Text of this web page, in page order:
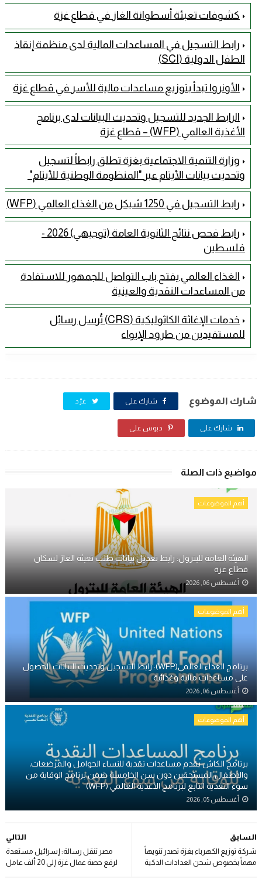
كشوفات تعبئة أسطوانة الغاز في قطاع غزة
رابط التسجيل في المساعدات المالية لدى منظمة إنقاذ
الطفل الدولية (SCI)
الأونروا تبدأ بتوزيع مساعدات مالية للأسر في قطاع غزة
الرابط الجديد للتسجيل وتحديث البيانات لدى برنامج
الأغذية العالمي (WFP) – قطاع غزة
وزارة التنمية الاجتماعية بغزة تطلق رابطاً لتسجيل
وتحديث بيانات الأيتام عبر "المنظومة الوطنية للأيتام" ​
رابط التسجيل في 1250 شيكل من الغذاء العالمي (WFP)
رابط فحص نتائج الثانوية العامة (توجيهي) 2026 -
فلسطين
الغذاء العالمي يفتح باب التواصل للجمهور للاستفادة
من المساعدات النقدية والعينية
خدمات الإغاثة الكاثوليكية (CRS) تُرسل رسائل
للمستفيدين من طرود الإيواء
شارك الموضوع شارك على غرّد
شارك على دبوس على
مواضيع ذات الصلة
أهم الموضوعات
الهيئة العامة للبترول: رابط تعديل بيانات طلب تعبئة الغاز لسكان
قطاع غزة
أغسطس 06, 2026
أهم الموضوعات
برنامج الغذاء العالمي(WFP): رابط التسجيل وتحديث البيانات للحصول
على مساعدات مالية وغذائية
أغسطس 06, 2026
أهم الموضوعات
برنامج الكاش يقدم مساعدات نقدية للنساء الحوامل والمرضعات،
والأطفال المستحقين دون سن الخامسة ضمن برنامج الوقاية من
سوء التغذية التابع لبرنامج الأغذية العالمي (WFP)
أغسطس 05, 2026
التالي
مصر تنقل رسالة: إسرائيل مستعدة
لرفع حصة عمال غزة إلى 20 ألف عامل
السابق
شركة توزيع الكهرباء بغزة تصدر تنويهاً
مهماً بخصوص شحن العدادات الذكية